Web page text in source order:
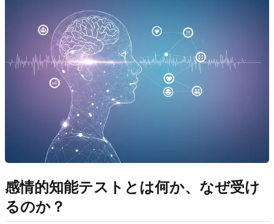
感情的知能テストとは何か、なぜ受け
るのか？